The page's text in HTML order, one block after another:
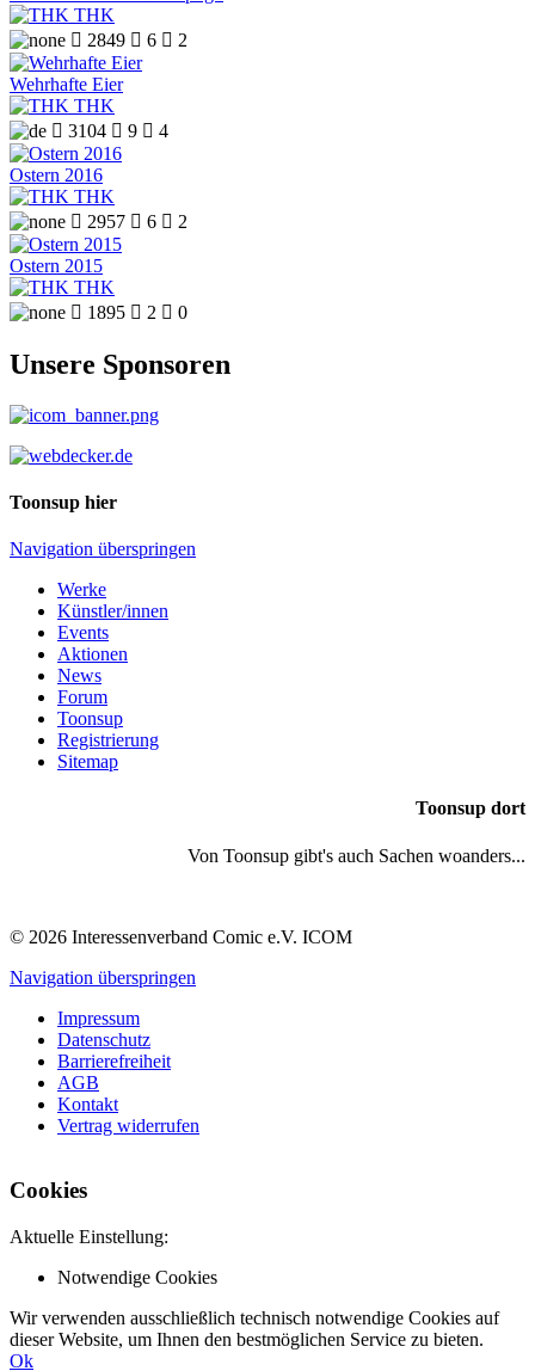
THK
 2849  6  2
Wehrhafte Eier
THK
 3104  9  4
Ostern 2016
THK
 2957  6  2
Ostern 2015
THK
 1895  2  0
Unsere Sponsoren
Toonsup hier
Navigation überspringen
Werke
Künstler/innen
Events
Aktionen
News
Forum
Toonsup
Registrierung
Sitemap
Toonsup dort
Von Toonsup gibt's auch Sachen woanders...
© 2026 Interessenverband Comic e.V. ICOM
Navigation überspringen
Impressum
Datenschutz
Barrierefreiheit
AGB
Kontakt
Vertrag widerrufen
Cookies
Aktuelle Einstellung:
Notwendige Cookies
Wir verwenden ausschließlich technisch notwendige Cookies auf
dieser Website, um Ihnen den bestmöglichen Service zu bieten.
Ok